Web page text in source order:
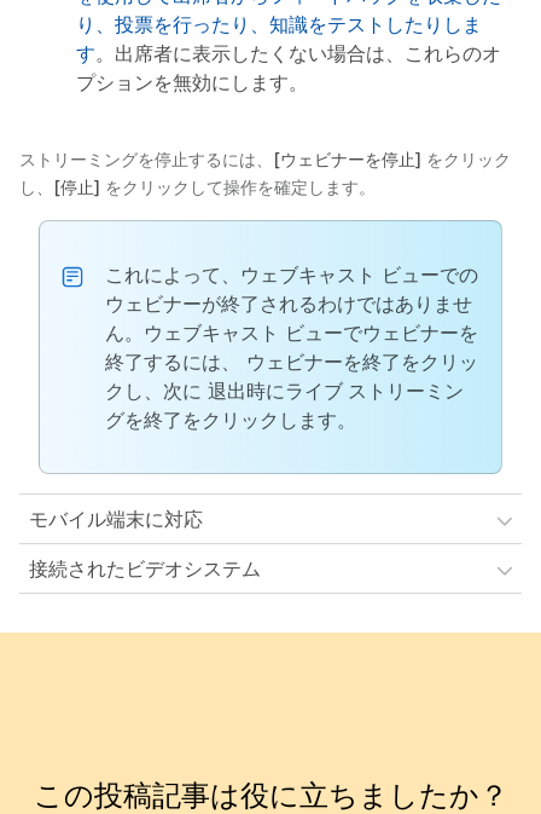
り、投票を行ったり、知識をテストしたりしま
す。出席者に表示したくない場合は、これらのオ
プションを無効にします。
ストリーミングを停止するには、 [ウェビナーを停止] をクリック
し、
[停止] をクリックして操作を確定します。
これによって、ウェブキャスト ビューでの
ウェビナーが終了されるわけではありませ
ん。ウェブキャスト ビューでウェビナーを
終了するには、 ウェビナーを終了 をクリッ
クし、次に 退出時にライブ ストリーミン
グを終了 をクリックします。
モバイル端末に対応
接続されたビデオシステム
この投稿記事は役に立ちましたか？